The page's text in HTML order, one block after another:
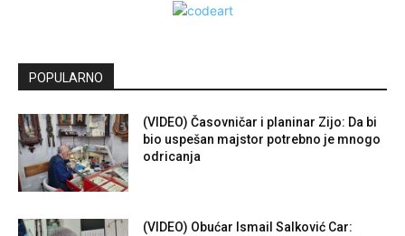
POPULARNO
(VIDEO) Časovničar i planinar Zijo: Da bi
bio uspešan majstor potrebno je mnogo
odricanja
(VIDEO) Obućar Ismail Salković Car: